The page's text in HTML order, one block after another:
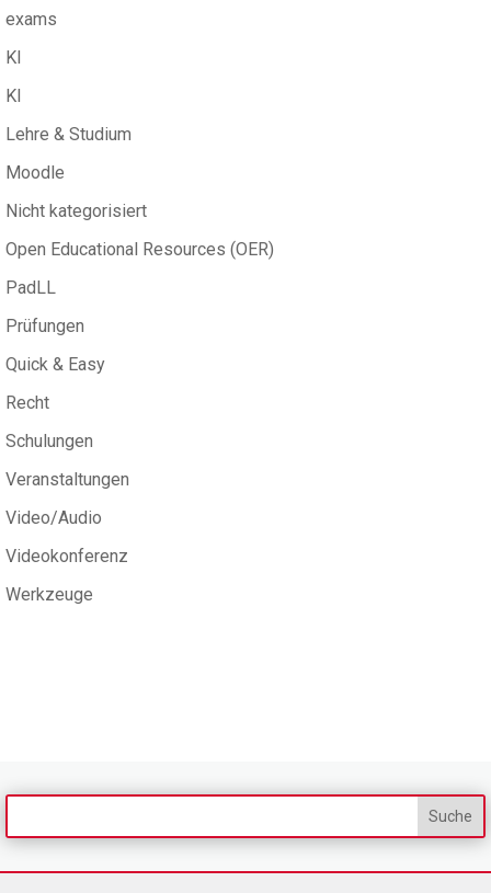
exams
KI
KI
Lehre & Studium
Moodle
Nicht kategorisiert
Open Educational Resources (OER)
PadLL
Prüfungen
Quick & Easy
Recht
Schulungen
Veranstaltungen
Video/Audio
Videokonferenz
Werkzeuge